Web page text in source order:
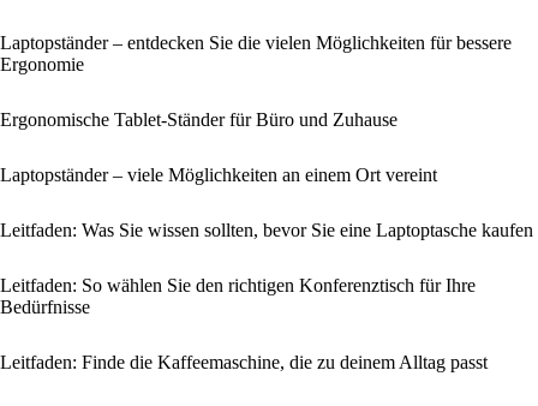
Laptopständer – entdecken Sie die vielen Möglichkeiten für bessere
Ergonomie
Ergonomische Tablet-Ständer für Büro und Zuhause
Laptopständer – viele Möglichkeiten an einem Ort vereint
Leitfaden: Was Sie wissen sollten, bevor Sie eine Laptoptasche kaufen
Leitfaden: So wählen Sie den richtigen Konferenztisch für Ihre
Bedürfnisse
Leitfaden: Finde die Kaffeemaschine, die zu deinem Alltag passt